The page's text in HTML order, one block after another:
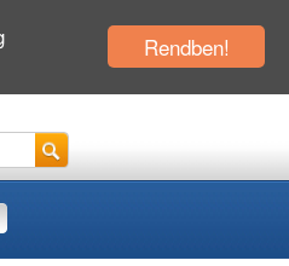
Rendben!